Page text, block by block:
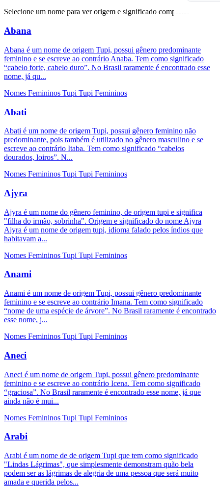
Selecione um nome para ver origem e significado completo.
Abana
Abana é um nome de origem Tupi, possui gênero predominante
feminino e se escreve ao contrário Anaba. Tem como significado
“cabelo forte, cabelo duro”. No Brasil raramente é encontrado esse
nome, já qu...
Nomes Femininos Tupi Tupi Femininos
Abati
Abati é um nome de origem Tupi, possui gênero feminino não
predominante, pois também é utilizado no gênero masculino e se
escreve ao contrário Itaba. Tem como significado “cabelos
dourados, loiros”. N...
Nomes Femininos Tupi Tupi Femininos
Ajyra
Ajyra é um nome do gênero feminino, de origem tupi e significa
"filha do irmão, sobrinha". Origem e significado do nome Ajyra
Ajyra é um nome de origem tupi, idioma falado pelos índios que
habitavam a...
Nomes Femininos Tupi Tupi Femininos
Anami
Anami é um nome de origem Tupi, possui gênero predominante
feminino e se escreve ao contrário Imana. Tem como significado
“nome de uma espécie de árvore”. No Brasil raramente é encontrado
esse nome, j...
Nomes Femininos Tupi Tupi Femininos
Aneci
Aneci é um nome de origem Tupi, possui gênero predominante
feminino e se escreve ao contrário Icena. Tem como significado
“graciosa”. No Brasil raramente é encontrado esse nome, já que
ainda não é mui...
Nomes Femininos Tupi Tupi Femininos
Arabi
Arabi é um nome de de origem Tupi que tem como significado
"Lindas Lágrimas", que simplesmente demonstram quão bela
podem ser as lágrimas de alegria de uma pessoa que será muito
amada e querida pelos...